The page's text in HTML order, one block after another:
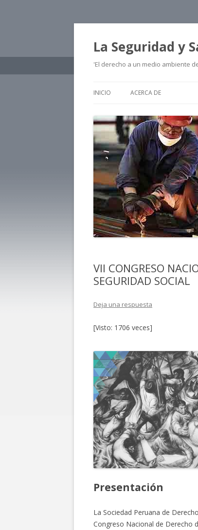
La Seguridad y
'El derecho a un medio ambiente
INICIO ACERCA DE
VII CONGRESO
SEGURIDAD SOCIAL
Deja una respuesta
[Visto: 1706 veces]
Presentación
La Sociedad Peruana de
Congreso Nacional de Derecho